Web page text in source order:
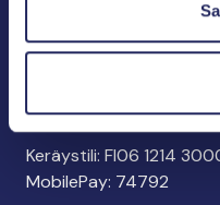
Kaikki yhteystiedot
Tee lahjoitus
Keräystili: FI06 1214
MobilePay: 74792